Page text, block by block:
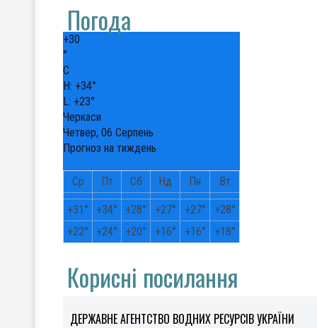
Погода
+30
°
C
H: +34°
L: +23°
Черкаси
Четвер, 06 Серпень
Прогноз на тиждень
Ср Пт Сб Нд Пн Вт
+31° +34° +28° +27° +27° +28°
+22° +24° +20° +16° +16° +18°
Корисні посилання
ДЕРЖАВНЕ АГЕНТСТВО ВОДНИХ РЕСУРСІВ УКРАЇНИ